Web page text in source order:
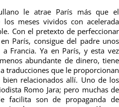
le atrae París más que el
meses vividos con acelerada
Con el pretexto de perfeccionar
París, consigue del padre unos
Francia. Ya en París, y esta vez
abundante de dinero, tiene
traducciones que le proporcionan
bien relacionados allí. Uno de los
Romo Jara; pero muchas de
facilita son de propaganda de